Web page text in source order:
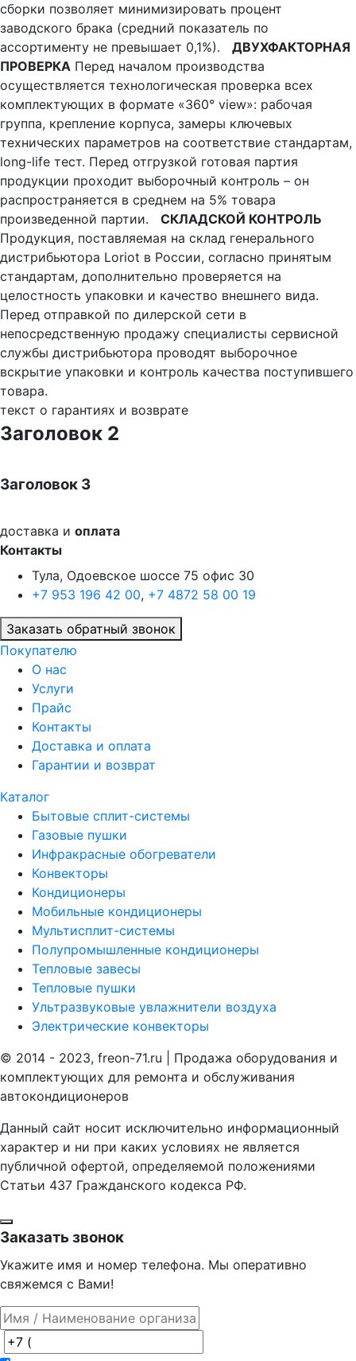
сборки позволяет минимизировать процент
заводского брака (средний показатель по
ассортименту не превышает 0,1%). ДВУХФАКТОРНАЯ
ПРОВЕРКА Перед началом производства
осуществляется технологическая проверка всех
комплектующих в формате «360° view»: рабочая
группа, крепление корпуса, замеры ключевых
технических параметров на соответствие стандартам,
long-life тест. Перед отгрузкой готовая партия
продукции проходит выборочный контроль – он
распространяется в среднем на 5% товара
произведенной партии. СКЛАДСКОЙ КОНТРОЛЬ
Продукция, поставляемая на склад генерального
дистрибьютора Loriot в России, согласно принятым
стандартам, дополнительно проверяется на
целостность упаковки и качество внешнего вида.
Перед отправкой по дилерской сети в
непосредственную продажу специалисты сервисной
службы дистрибьютора проводят выборочное
вскрытие упаковки и контроль качества поступившего
товара.
текст о гарантиях и возврате
Заголовок 2
Заголовок 3
доставка и оплата
Контакты
Тула, Одоевское шоссе 75 офис 30
+7 953 196 42 00, +7 4872 58 00 19
Заказать обратный звонок
Покупателю
О нас
Услуги
Прайс
Контакты
Доставка и оплата
Гарантии и возврат
Каталог
Бытовые сплит-системы
Газовые пушки
Инфракрасные обогреватели
Конвекторы
Кондиционеры
Мобильные кондиционеры
Мультисплит-системы
Полупромышленные кондиционеры
Тепловые завесы
Тепловые пушки
Ультразвуковые увлажнители воздуха
Электрические конвекторы
© 2014 - 2023, freon-71.ru | Продажа оборудования и
комплектующих для ремонта и обслуживания
автокондиционеров
Данный сайт носит исключительно информационный
характер и ни при каких условиях не является
публичной офертой, определяемой положениями
Статьи 437 Гражданского кодекса РФ.
Заказать звонок
Укажите имя и номер телефона. Мы оперативно
свяжемся с Вами!